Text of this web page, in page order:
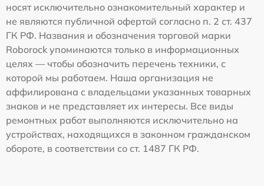
носят исключительно ознакомительный характер и
не являются публичной офертой согласно п. 2 ст. 437
ГК РФ. Названия и обозначения торговой марки
Roborock упоминаются только в информационных
целях — чтобы обозначить перечень техники, с
которой мы работаем. Наша организация не
аффилирована с владельцами указанных товарных
знаков и не представляет их интересы. Все виды
ремонтных работ выполняются исключительно на
устройствах, находящихся в законном гражданском
обороте, в соответствии со ст. 1487 ГК РФ.